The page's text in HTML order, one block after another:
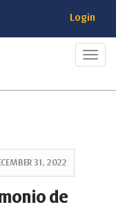
Login
31, 2022
de